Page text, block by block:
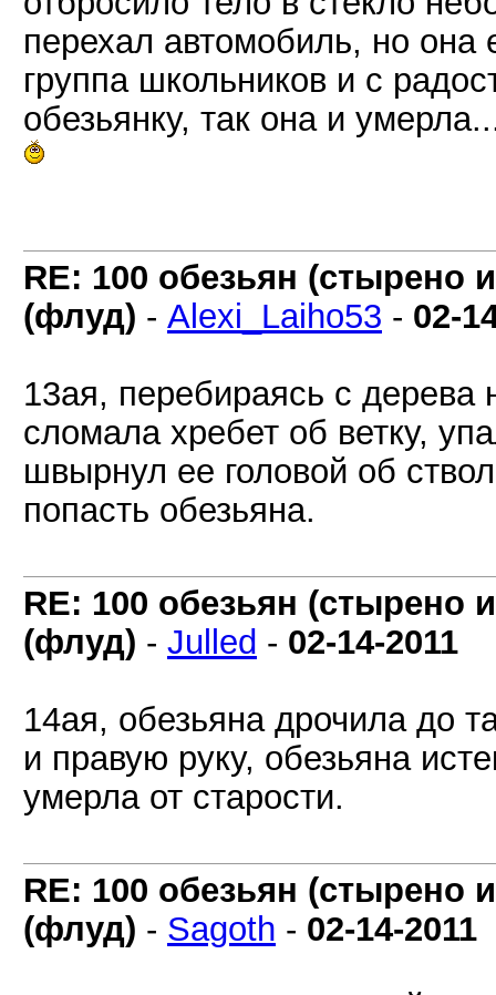
перехал автомобиль, но
группа школьников и с
обезьянку, так она и
RE: 100 обезьян (стырено
(флуд) - Alexi_Laiho53 - 02-
13ая, перебираясь с дерева
сломала хребет об ветку,
швырнул ее головой об
попасть обезьяна.
RE: 100 обезьян (стырено
(флуд) - Julled - 02-14-2011
14ая, обезьяна дрочила до
и правую руку, обезьяна
умерла от старости.
RE: 100 обезьян (стырено
(флуд) - Sagoth - 02-14-2011